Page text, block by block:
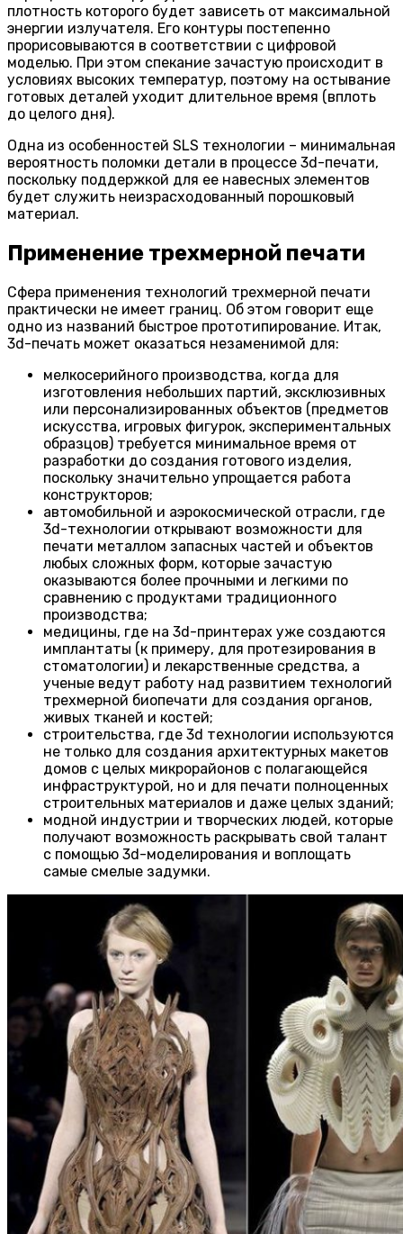
плотность которого будет зависеть от максимальной
энергии излучателя. Его контуры постепенно
прорисовываются в соответствии с цифровой
моделью. При этом спекание зачастую происходит в
условиях высоких температур, поэтому на остывание
готовых деталей уходит длительное время (вплоть
до целого дня).
Одна из особенностей SLS технологии – минимальная
вероятность поломки детали в процессе 3d-печати,
поскольку поддержкой для ее навесных элементов
будет служить неизрасходованный порошковый
материал.
Применение трехмерной печати
Сфера применения технологий трехмерной печати
практически не имеет границ. Об этом говорит еще
одно из названий быстрое прототипирование. Итак,
3d-печать может оказаться незаменимой для:
мелкосерийного производства, когда для
изготовления небольших партий, эксклюзивных
или персонализированных объектов (предметов
искусства, игровых фигурок, экспериментальных
образцов) требуется минимальное время от
разработки до создания готового изделия,
поскольку значительно упрощается работа
конструкторов;
автомобильной и аэрокосмической отрасли, где
3d-технологии открывают возможности для
печати металлом запасных частей и объектов
любых сложных форм, которые зачастую
оказываются более прочными и легкими по
сравнению с продуктами традиционного
производства;
медицины, где на 3d-принтерах уже создаются
имплантаты (к примеру, для протезирования в
стоматологии) и лекарственные средства, а
ученые ведут работу над развитием технологий
трехмерной биопечати для создания органов,
живых тканей и костей;
строительства, где 3d технологии используются
не только для создания архитектурных макетов
домов с целых микрорайонов с полагающейся
инфраструктурой, но и для печати полноценных
строительных материалов и даже целых зданий;
модной индустрии и творческих людей, которые
получают возможность раскрывать свой талант
с помощью 3d-моделирования и воплощать
самые смелые задумки.